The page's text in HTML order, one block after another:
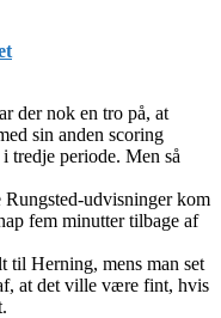
der nok en tro på, at
sin anden scoring
tredje periode. Men så
udvisninger kom
fem minutter tilbage af
til Herning, mens man set
at det ville være fint, hvis